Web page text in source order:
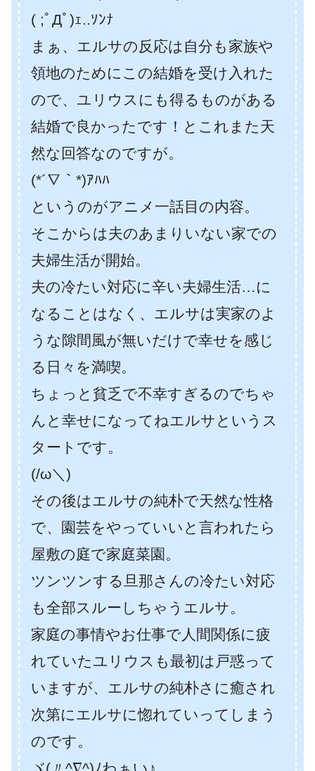
( ;ﾟДﾟ)ｪ..ｿﾝﾅ
まぁ、エルサの反応は自分も家族や
領地のためにこの結婚を受け入れた
ので、ユリウスにも得るものがある
結婚で良かったです！とこれまた天
然な回答なのですが。
(*´∇｀*)ｱﾊﾊ
というのがアニメ一話目の内容。
そこからは夫のあまりいない家での
夫婦生活が開始。
夫の冷たい対応に辛い夫婦生活…に
なることはなく、エルサは実家のよ
うな隙間風が無いだけで幸せを感じ
る日々を満喫。
ちょっと貧乏で不幸すぎるのでちゃ
んと幸せになってねエルサというス
タートです。
(/ω＼)
その後はエルサの純朴で天然な性格
で、園芸をやっていいと言われたら
屋敷の庭で家庭菜園。
ツンツンする旦那さんの冷たい対応
も全部スルーしちゃうエルサ。
家庭の事情やお仕事で人間関係に疲
れていたユリウスも最初は戸惑って
いますが、エルサの純朴さに癒され
次第にエルサに惚れていってしまう
のです。